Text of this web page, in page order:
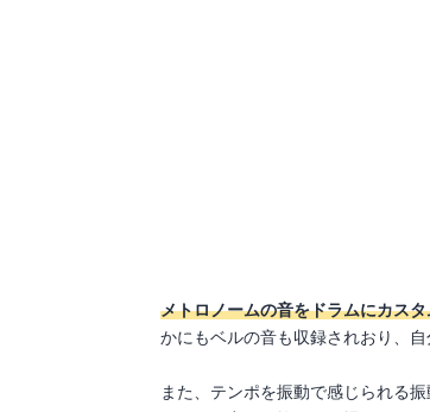
メトロノームの音をドラムにカス
かにもベルの音も収録されおり、
また、テンポを振動で感じられる